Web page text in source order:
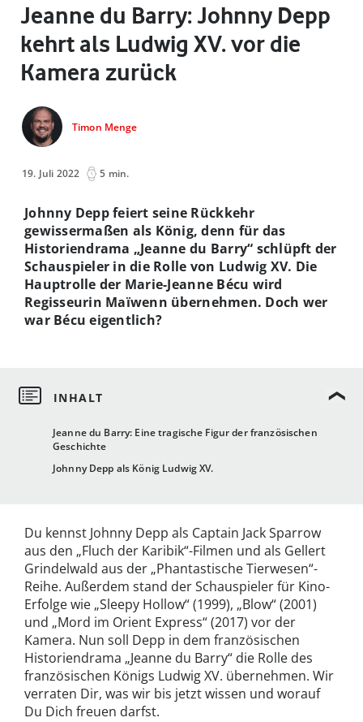
Jeanne du Barry: Johnny Depp
kehrt als Ludwig XV. vor die
Kamera zurück
Timon Menge
19. Juli 2022 5 min.
Jeanne du Barry: Eine tragische Figur der französischen
Geschichte
Johnny Depp als König Ludwig XV.
Johnny Depp feiert seine Rückkehr
gewissermaßen als König, denn für das
Historiendrama „Jeanne du Barry“ schlüpft der
Schauspieler in die Rolle von Ludwig XV. Die
Hauptrolle der Marie-Jeanne Bécu wird
Regisseurin Maïwenn übernehmen. Doch wer
war Bécu eigentlich?
Du kennst Johnny Depp als Captain Jack Sparrow
aus den „Fluch der Karibik“-Filmen und als Gellert
Grindelwald aus der „Phantastische Tierwesen“-
Reihe. Außerdem stand der Schauspieler für Kino-
Erfolge wie „Sleepy Hollow“ (1999), „Blow“ (2001)
und „Mord im Orient Express“ (2017) vor der
Kamera. Nun soll Depp in dem französischen
Historiendrama „Jeanne du Barry“ die Rolle des
französischen Königs Ludwig XV. übernehmen. Wir
verraten Dir, was wir bis jetzt wissen und worauf
Du Dich freuen darfst.